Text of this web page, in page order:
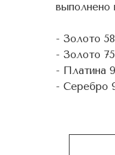
выполнено
- Золото
- Золото
- Платина
- Серебро